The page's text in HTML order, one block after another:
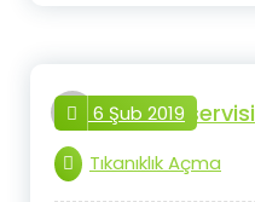
tesisat.servisi
6 Şub 2019
Tıkanıklık Açma